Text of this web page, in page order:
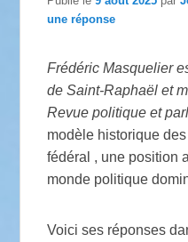
une réponse
Frédéric Masquelier
de Saint-Raphaël et
Revue politique et
modèle historique
fédéral , une position
monde politique
Voici ses réponses